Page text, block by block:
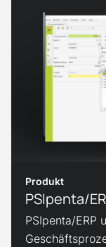
Produkt
PSIpenta/
PSIpenta/ERP